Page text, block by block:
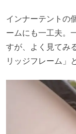
インナーテントの
ームにも一工夫。
すが、よく見てみ
リッジフレーム」